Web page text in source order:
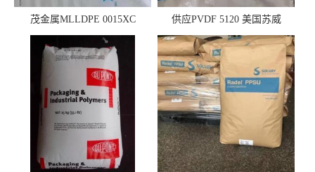
茂金属MLLDPE 0015XC
0019XC 现货
供应PVDF 5120 美国苏威